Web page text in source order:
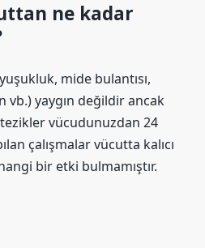
ne kadar
mide bulantısı,
vb.) yaygın değildir ancak
vücudunuzdan 24
çalışmalar vücutta kalıcı
bir etki bulmamıştır.